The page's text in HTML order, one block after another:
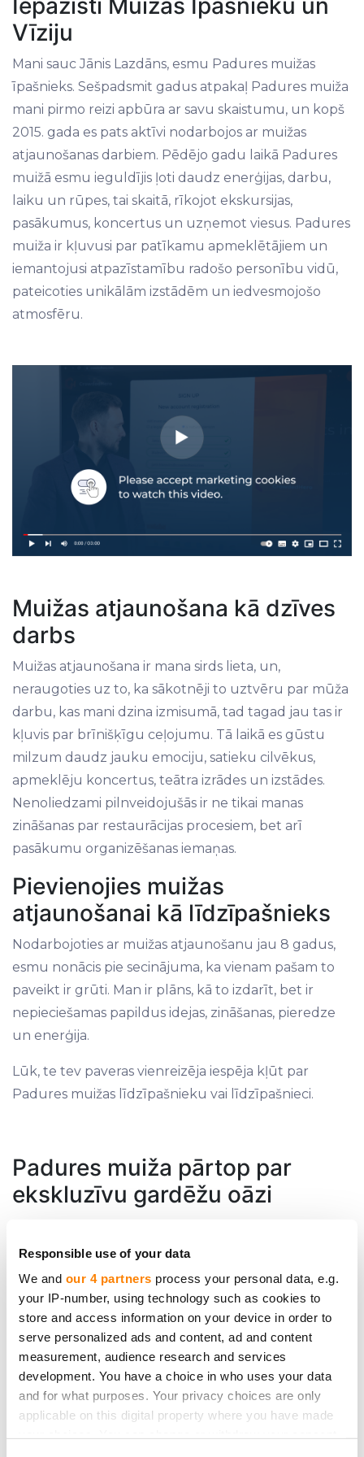
Responsible use of your data
We and our 4 partners process your personal data, e.g.
your IP-number, using technology such as cookies to
store and access information on your device in order to
serve personalized ads and content, ad and content
measurement, audience research and services
development. You have a choice in who uses your data
and for what purposes. Your privacy choices are only
applicable on this digital property where you have made
Iepazīsti Muižas Īpašnieku un
Vīziju
Mani sauc Jānis Lazdāns, esmu Padures muižas
īpašnieks. Sešpadsmit gadus atpakaļ Padures muiža
mani pirmo reizi apbūra ar savu skaistumu, un kopš
2015. gada es pats aktīvi nodarbojos ar muižas
atjaunošanas darbiem. Pēdējo gadu laikā Padures
muižā esmu ieguldījis ļoti daudz enerģijas, darbu,
laiku un rūpes, tai skaitā, rīkojot ekskursijas,
pasākumus, koncertus un uzņemot viesus. Padures
muiža ir kļuvusi par patīkamu apmeklētājiem un
iemantojusi atpazīstamību radošo personību vidū,
pateicoties unikālām izstādēm un iedvesmojošo
atmosfēru.
Muižas atjaunošana kā dzīves
darbs
Muižas atjaunošana ir mana sirds lieta, un,
neraugoties uz to, ka sākotnēji to uztvēru par mūža
darbu, kas mani dzina izmisumā, tad tagad jau tas ir
kļuvis par brīnišķīgu ceļojumu. Tā laikā es gūstu
milzum daudz jauku emociju, satieku cilvēkus,
apmeklēju koncertus, teātra izrādes un izstādes.
Nenoliedzami pilnveidojušās ir ne tikai manas
zināšanas par restaurācijas procesiem, bet arī
pasākumu organizēšanas iemaņas.
Pievienojies muižas
atjaunošanai kā līdzīpašnieks
Nodarbojoties ar muižas atjaunošanu jau 8 gadus,
esmu nonācis pie secinājuma, ka vienam pašam to
paveikt ir grūti. Man ir plāns, kā to izdarīt, bet ir
nepieciešamas papildus idejas, zināšanas, pieredze
un enerģija.
Lūk, te tev paveras vienreizēja iespēja kļūt par
Padures muižas līdzīpašnieku vai līdzīpašnieci.
Padures muiža pārtop par
ekskluzīvu gardēžu oāzi
restaurēšanu un pārbūvēšanu ar mērķi izveidot
gardēžu viesnīcu. Tas nozīmē, ka viesi var
norezervēt ceļazīmes 3 vai 5 dienu ilgumā uz
meistarklasēm vēsturiskā ēkā un iemācīties gatavot
dažādus ēdienus no senām pavārgrāmatām.
Produkti tiks iepirkti apkārtējās saimniecībās, radot
pienesumu Kuldīgas novada lauksaimniekiem.
Vakarus viesi varēs pavadīt muižā saviesīgās sarunās